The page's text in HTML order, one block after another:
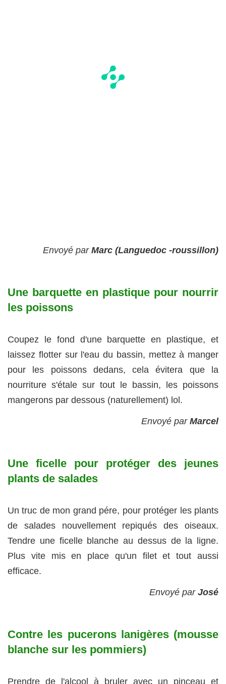
Envoyé par Marc (Languedoc -roussillon)
Une barquette en plastique pour nourrir
les poissons
Coupez le fond d'une barquette en plastique, et
laissez flotter sur l'eau du bassin, mettez à manger
pour les poissons dedans, cela évitera que la
nourriture s'étale sur tout le bassin, les poissons
mangerons par dessous (naturellement) lol.
Envoyé par Marcel
Une ficelle pour protéger des jeunes
plants de salades
Un truc de mon grand pére, pour protéger les plants
de salades nouvellement repiqués des oiseaux.
Tendre une ficelle blanche au dessus de la ligne.
Plus vite mis en place qu'un filet et tout aussi
efficace.
Envoyé par José
Contre les pucerons lanigères (mousse
blanche sur les pommiers)
Prendre de l'alcool à bruler avec un pinceau et